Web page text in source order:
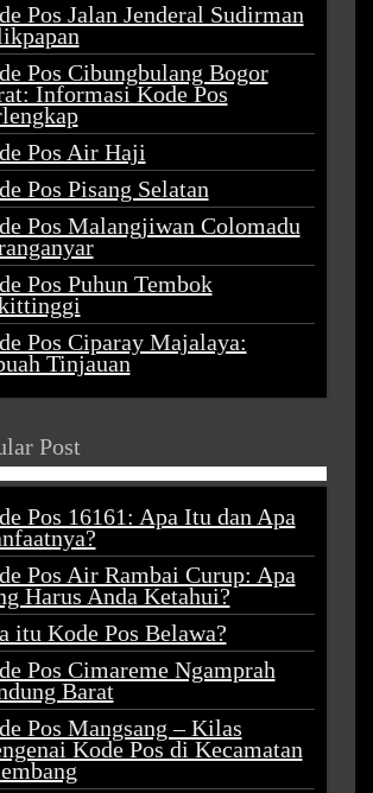
Pos Jalan Jenderal Sudirman
Pos Cibungbulang Bogor
Informasi Kode Pos
Pos Air Haji
Pos Pisang Selatan
Pos Malangjiwan Colomadu
Pos Puhun Tembok
Pos Ciparay Majalaya:
Tinjauan
Post
Pos 16161: Apa Itu dan Apa
Pos Air Rambai Curup: Apa
Harus Anda Ketahui?
itu Kode Pos Belawa?
Pos Cimareme Ngamprah
Barat
Pos Mangsang – Kilas
Kode Pos di Kecamatan